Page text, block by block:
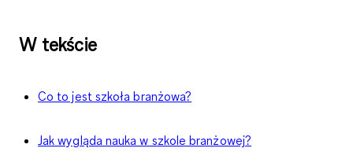
W tekście
Co to jest szkoła branżowa?
Jak wygląda nauka w szkole branżowej?